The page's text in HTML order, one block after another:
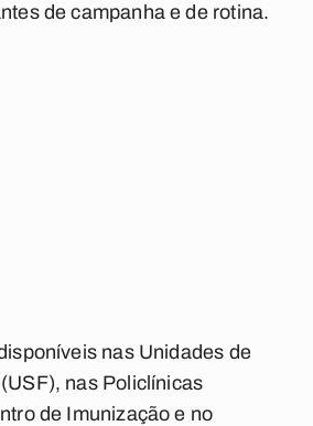
de campanha e de rotina.
nas Unidades de
nas Policlínicas
de Imunização e no